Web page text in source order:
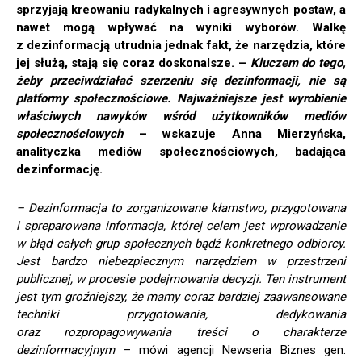
sprzyjają kreowaniu radykalnych i agresywnych postaw, a
nawet mogą wpływać na wyniki wyborów. Walkę
z dezinformacją utrudnia jednak fakt, że narzędzia, które
jej służą, stają się coraz doskonalsze. – Kluczem do tego,
żeby przeciwdziałać szerzeniu się dezinformacji, nie są
platformy społecznościowe. Najważniejsze jest wyrobienie
właściwych nawyków wśród użytkowników mediów
społecznościowych – wskazuje Anna Mierzyńska,
analityczka mediów społecznościowych, badająca
dezinformację.
– Dezinformacja to zorganizowane kłamstwo, przygotowana
i spreparowana informacja, której celem jest wprowadzenie
w błąd całych grup społecznych bądź konkretnego odbiorcy.
Jest bardzo niebezpiecznym narzędziem w przestrzeni
publicznej, w procesie podejmowania decyzji. Ten instrument
jest tym groźniejszy, że mamy coraz bardziej zaawansowane
techniki przygotowania, dedykowania
oraz rozpropagowywania treści o charakterze
dezinformacyjnym– mówi agencji Newseria Biznes gen.